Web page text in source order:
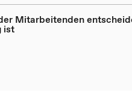
Mitarbeitenden
ist